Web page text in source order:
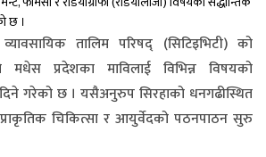
छ ।
व्यावसायिक तालिम परिषद् (सिटिइभिटी) को
मधेस प्रदेशका माविलाई विभिन्न विषयको
गरेको छ । यसैअनुरुप सिरहाको धनगढीस्थित
चिकित्सा र आयुर्वेदको पठनपाठन सुरु